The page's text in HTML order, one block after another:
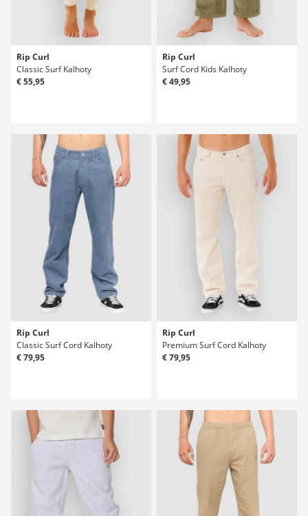
Rip Curl
Classic Surf Kalhoty
€ 55,95
Rip Curl
Surf Cord Kids Kalhoty
€ 49,95
Rip Curl
Classic Surf Cord Kalhoty
€ 79,95
Rip Curl
Premium Surf Cord Kalhoty
€ 79,95